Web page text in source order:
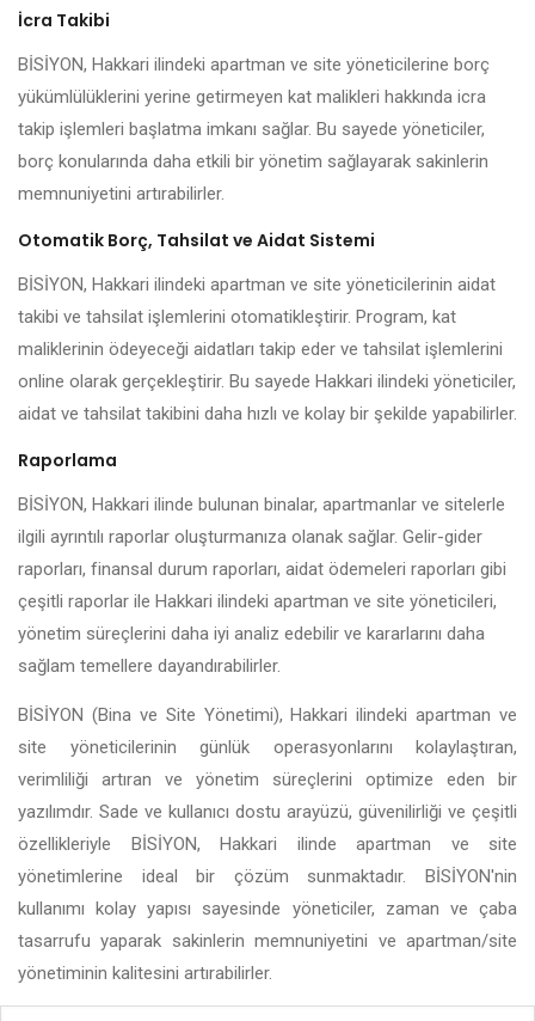
İcra Takibi
BİSİYON, Hakkari ilindeki apartman ve site yöneticilerine borç
yükümlülüklerini yerine getirmeyen kat malikleri hakkında icra
takip işlemleri başlatma imkanı sağlar. Bu sayede yöneticiler,
borç konularında daha etkili bir yönetim sağlayarak sakinlerin
memnuniyetini artırabilirler.
Otomatik Borç, Tahsilat ve Aidat Sistemi
BİSİYON, Hakkari ilindeki apartman ve site yöneticilerinin aidat
takibi ve tahsilat işlemlerini otomatikleştirir. Program, kat
maliklerinin ödeyeceği aidatları takip eder ve tahsilat işlemlerini
online olarak gerçekleştirir. Bu sayede Hakkari ilindeki yöneticiler,
aidat ve tahsilat takibini daha hızlı ve kolay bir şekilde yapabilirler.
Raporlama
BİSİYON, Hakkari ilinde bulunan binalar, apartmanlar ve sitelerle
ilgili ayrıntılı raporlar oluşturmanıza olanak sağlar. Gelir-gider
raporları, finansal durum raporları, aidat ödemeleri raporları gibi
çeşitli raporlar ile Hakkari ilindeki apartman ve site yöneticileri,
yönetim süreçlerini daha iyi analiz edebilir ve kararlarını daha
sağlam temellere dayandırabilirler.
BİSİYON (Bina ve Site Yönetimi), Hakkari ilindeki apartman ve
site yöneticilerinin günlük operasyonlarını kolaylaştıran,
verimliliği artıran ve yönetim süreçlerini optimize eden bir
yazılımdır. Sade ve kullanıcı dostu arayüzü, güvenilirliği ve çeşitli
özellikleriyle BİSİYON, Hakkari ilinde apartman ve site
yönetimlerine ideal bir çözüm sunmaktadır. BİSİYON'nin
kullanımı kolay yapısı sayesinde yöneticiler, zaman ve çaba
tasarrufu yaparak sakinlerin memnuniyetini ve apartman/site
yönetiminin kalitesini artırabilirler.